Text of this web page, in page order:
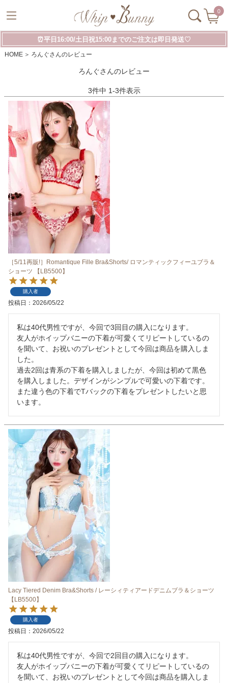
0
⏰平日16:00/土日祝15:00までのご注文は即日発送♡
HOME ろんぐさんのレビュー
ろんぐさんのレビュー
3件中 1-3件表示
［5/11再販!］Romantique Fille Bra&Shorts/ ロマンティックフィーユブラ＆
ショーツ 【LB5500】
購入者
投稿日 2026/05/22
私は40代男性ですが、今回で3回目の購入になります。
友人がホイップバニーの下着が可愛くてリピートしているの
を聞いて、お祝いのプレゼントとして今回は商品を購入しま
した。
過去2回は青系の下着を購入しましたが、今回は初めて黒色
を購入しました。デザインがシンプルで可愛いの下着です。
また違う色の下着でTバックの下着をプレゼントしたいと思
います。
Lacy Tiered Denim Bra&Shorts / レーシィティアードデニムブラ＆ショーツ
【LB5500】
購入者
投稿日 2026/05/22
私は40代男性ですが、今回で2回目の購入になります。
友人がホイップバニーの下着が可愛くてリピートしているの
を聞いて、お祝いのプレゼントとして今回は商品を購入しま